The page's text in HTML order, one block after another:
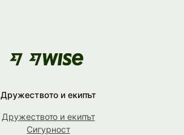
Дружеството и екипът
Дружеството и екипът
Сигурност